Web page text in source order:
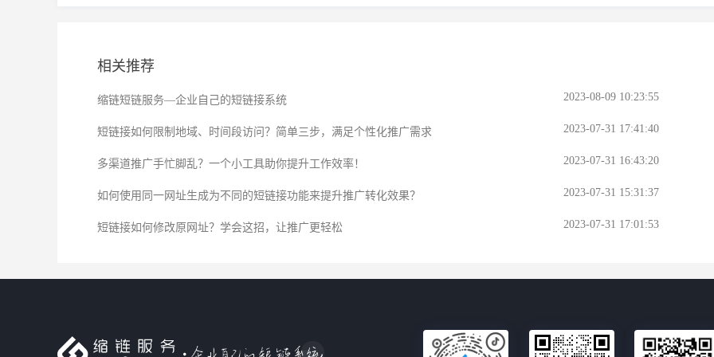
相关推荐
缩链短链服务—企业自己的短链接系统 2023-08-09 10:23:55
短链接如何限制地域、时间段访问？简单三步，满足个性化推广需求 2023-07-31 17:41:40
多渠道推广手忙脚乱？一个小工具助你提升工作效率！ 2023-07-31 16:43:20
如何使用同一网址生成为不同的短链接功能来提升推广转化效果？ 2023-07-31 15:31:37
短链接如何修改原网址？学会这招，让推广更轻松 2023-07-31 17:01:53